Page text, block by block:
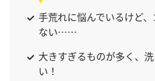
手荒れに悩んでいるけど
ない……
大きすぎるものが多く、
い！